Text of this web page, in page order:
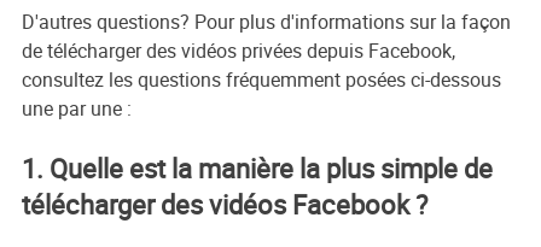
D'autres questions? Pour plus d'informations sur la façon
de télécharger des vidéos privées depuis Facebook,
consultez les questions fréquemment posées ci-dessous
une par une :
1. Quelle est la manière la plus simple de
télécharger des vidéos Facebook ?